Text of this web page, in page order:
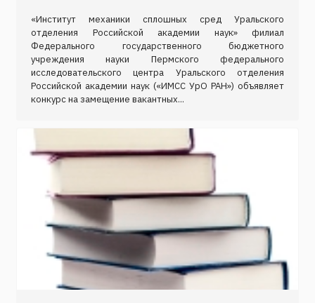
«Институт механики сплошных сред Уральского
отделения Российской академии наук» филиал
Федерального государственного бюджетного
учреждения науки Пермского федерального
исследовательского центра Уральского отделения
Российской академии наук («ИМСС УрО РАН») объявляет
конкурс на замещение вакантных...